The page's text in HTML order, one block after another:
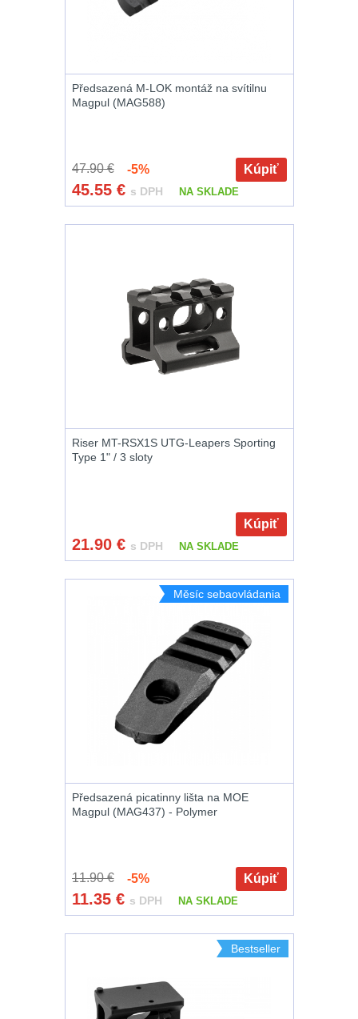
Termoprádlo16
Předsazená M-LOK montáž na svítilnu
Magpul (MAG588)
47.90 €-5% Kúpiť
45.55 € s DPH NA SKLADE
Riser MT-RSX1S UTG-Leapers Sporting
Type 1" / 3 sloty
Kúpiť
21.90 € s DPH NA SKLADE
Měsíc sebaovládania
Předsazená picatinny lišta na MOE
Magpul (MAG437) - Polymer
11.90 €-5% Kúpiť
11.35 € s DPH NA SKLADE
Bestseller